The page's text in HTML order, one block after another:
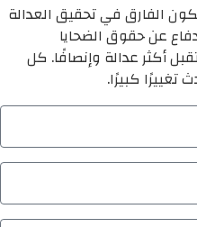
الفارق في تحقيق العدالة
عن حقوق الضحايا
أكثر عدالة وإنصافًا. كل
كبيرًا.